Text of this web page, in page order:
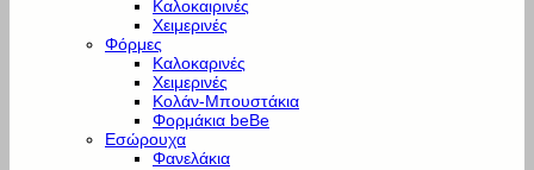
Καλοκαιρινές
Χειμερινές
Φόρμες
Καλοκαρινές
Χειμερινές
Κολάν-Μπουστάκια
Φορμάκια beBe
Εσώρουχα
Φανελάκια